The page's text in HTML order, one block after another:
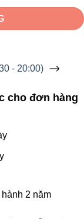
- 20:00)
cho đơn hàng
hành 2 năm